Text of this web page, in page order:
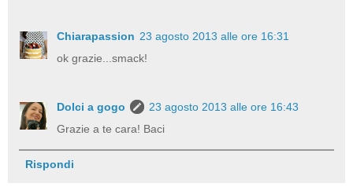
Chiarapassion 23 agosto 2013 alle ore 16:31
ok grazie...smack!
Dolci a gogo
23 agosto 2013 alle ore 16:43
Grazie a te cara! Baci
Rispondi